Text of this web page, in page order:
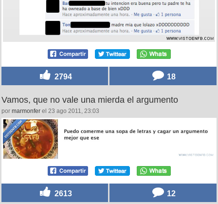
2794 18
Vamos, que no vale una mierda el argumento
por marmonfer el 23 ago 2011, 23:03
2613 12